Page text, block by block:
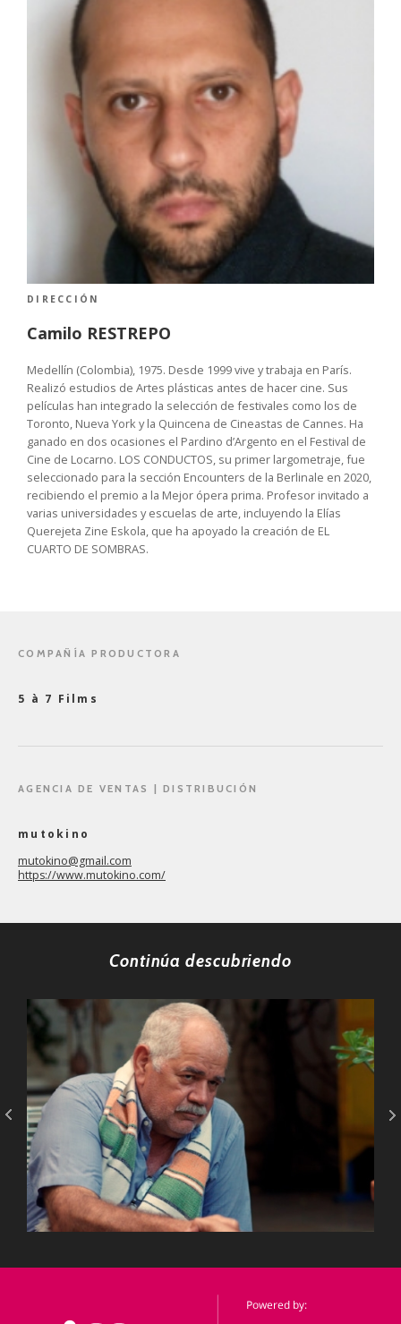
DIRECCIÓN
Camilo RESTREPO
Medellín (Colombia), 1975. Desde 1999 vive y trabaja en París.
Realizó estudios de Artes plásticas antes de hacer cine. Sus
películas han integrado la selección de festivales como los de
Toronto, Nueva York y la Quincena de Cineastas de Cannes. Ha
ganado en dos ocasiones el Pardino d’Argento en el Festival de
Cine de Locarno. LOS CONDUCTOS, su primer largometraje, fue
seleccionado para la sección Encounters de la Berlinale en 2020,
recibiendo el premio a la Mejor ópera prima. Profesor invitado a
varias universidades y escuelas de arte, incluyendo la Elías
Querejeta Zine Eskola, que ha apoyado la creación de EL
CUARTO DE SOMBRAS.
COMPAÑÍA PRODUCTORA
5 à 7 Films
AGENCIA DE VENTAS | DISTRIBUCIÓN
mutokino
mutokino@gmail.com
https://www.mutokino.com/
Continúa descubriendo
DIRECCIÓN:
29 2024